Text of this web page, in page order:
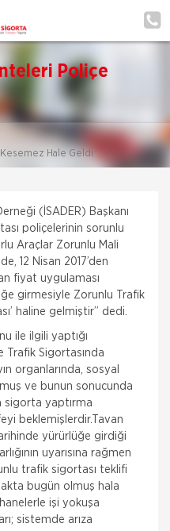
Poliçe
Hale Geldi
(İSADER) Başkanı
poliçelerinin sorunlu
Araçlar Zorunlu Mali
12 Nisan 2017’den
fiyat uygulaması
girmesiyle Zorunlu Trafik
haline gelmiştir” dedi.
ile ilgili yaptığı
Trafik Sigortasında
organlarında, sosyal
ve bunun sonucunda
sigorta yaptırma
beklemişlerdir.Tavan
yürürlüğe girdiği
uyarısına rağmen
trafik sigortası teklifi
bugün olmuş hala
işi yokuşa
sistemde arıza